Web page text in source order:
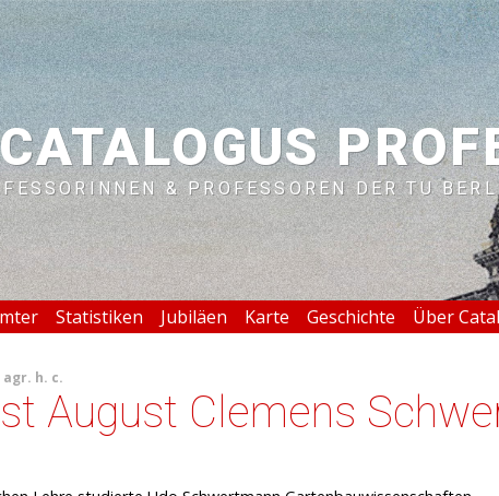
CATALOGUS
& PROFESSOREN DER TU
Statistiken Jubiläen Karte Geschichte Über
agr. h. c.
August Clemens